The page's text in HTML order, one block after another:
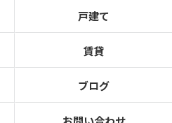
戸建て
賃貸
ブログ